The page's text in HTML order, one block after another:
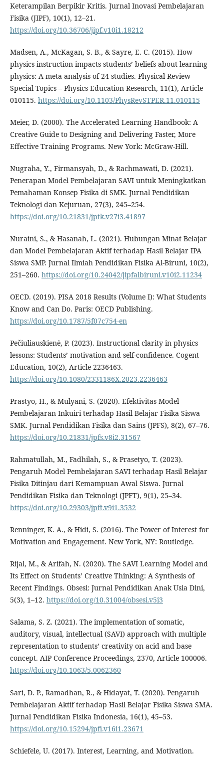
Keterampilan Berpikir Kritis. Jurnal Inovasi Pembelajaran
Fisika (JIPF), 10(1), 12–21.
https://doi.org/10.36706/jipf.v10i1.18212
Madsen, A., McKagan, S. B., & Sayre, E. C. (2015). How
physics instruction impacts students’ beliefs about learning
physics: A meta-analysis of 24 studies. Physical Review
Special Topics – Physics Education Research, 11(1), Article
010115. https://doi.org/10.1103/PhysRevSTPER.11.010115
Meier, D. (2000). The Accelerated Learning Handbook: A
Creative Guide to Designing and Delivering Faster, More
Effective Training Programs. New York: McGraw-Hill.
Nugraha, Y., Firmansyah, D., & Rachmawati, D. (2021).
Penerapan Model Pembelajaran SAVI untuk Meningkatkan
Pemahaman Konsep Fisika di SMK. Jurnal Pendidikan
Teknologi dan Kejuruan, 27(3), 245–254.
https://doi.org/10.21831/jptk.v27i3.41897
Nuraini, S., & Hasanah, L. (2021). Hubungan Minat Belajar
dan Model Pembelajaran Aktif terhadap Hasil Belajar IPA
Siswa SMP. Jurnal Ilmiah Pendidikan Fisika Al-Biruni, 10(2),
251–260. https://doi.org/10.24042/jipfalbiruni.v10i2.11234
OECD. (2019). PISA 2018 Results (Volume I): What Students
Know and Can Do. Paris: OECD Publishing.
https://doi.org/10.1787/5f07c754-en
Pečiuliauskienė, P. (2023). Instructional clarity in physics
lessons: Students’ motivation and self-confidence. Cogent
Education, 10(2), Article 2236463.
https://doi.org/10.1080/2331186X.2023.2236463
Prastyo, H., & Mulyani, S. (2020). Efektivitas Model
Pembelajaran Inkuiri terhadap Hasil Belajar Fisika Siswa
SMK. Jurnal Pendidikan Fisika dan Sains (JPFS), 8(2), 67–76.
https://doi.org/10.21831/jpfs.v8i2.31567
Rahmatullah, M., Fadhilah, S., & Prasetyo, T. (2023).
Pengaruh Model Pembelajaran SAVI terhadap Hasil Belajar
Fisika Ditinjau dari Kemampuan Awal Siswa. Jurnal
Pendidikan Fisika dan Teknologi (JPFT), 9(1), 25–34.
https://doi.org/10.29303/jpft.v9i1.3532
Renninger, K. A., & Hidi, S. (2016). The Power of Interest for
Motivation and Engagement. New York, NY: Routledge.
Rijal, M., & Arifah, N. (2020). The SAVI Learning Model and
Its Effect on Students’ Creative Thinking: A Synthesis of
Recent Findings. Obsesi: Jurnal Pendidikan Anak Usia Dini,
5(3), 1–12. https://doi.org/10.31004/obsesi.v5i3
Salama, S. Z. (2021). The implementation of somatic,
auditory, visual, intellectual (SAVI) approach with multiple
representation to students’ creativity on acid and base
concept. AIP Conference Proceedings, 2370, Article 100006.
https://doi.org/10.1063/5.0062360
Sari, D. P., Ramadhan, R., & Hidayat, T. (2020). Pengaruh
Pembelajaran Aktif terhadap Hasil Belajar Fisika Siswa SMA.
Jurnal Pendidikan Fisika Indonesia, 16(1), 45–53.
https://doi.org/10.15294/jpfi.v16i1.23671
Schiefele, U. (2017). Interest, Learning, and Motivation.